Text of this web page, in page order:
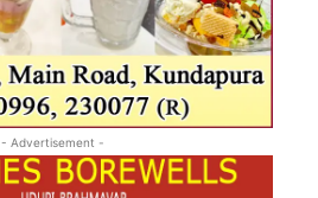
- Advertisement -